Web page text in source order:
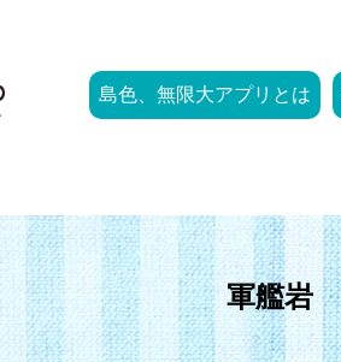
島色、無限大アプリとは
軍艦岩